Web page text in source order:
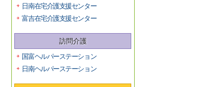
日南在宅介護支援センター
富吉在宅介護支援センター
訪問介護
国富ヘルパーステーション
日南ヘルパーステーション